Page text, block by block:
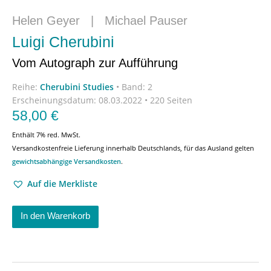
Helen Geyer Michael Pauser
Luigi Cherubini
Vom Autograph zur Aufführung
Reihe: Cherubini Studies • Band: 2
Erscheinungsdatum: 08.03.2022 • 220 Seiten
58,00 €
Enthält 7% red. MwSt.
Versandkostenfreie Lieferung innerhalb Deutschlands, für das Ausland gelten
gewichtsabhängige Versandkosten.
Auf die Merkliste
In den Warenkorb